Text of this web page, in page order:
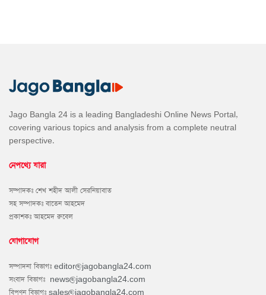
Jago Bangla 24 is a leading Bangladeshi Online News Portal,
covering various topics and analysis from a complete neutral
perspective.
নেপথ্যে যারা
সম্পাদকঃ শেখ শহীদ আলী সেরনিয়াবাত
সহ সম্পাদকঃ বাতেন আহমেদ
প্রকাশকঃ আহমেদ রুবেল
যোগাযোগ
সম্পাদনা বিভাগঃ editor@jagobangla24.com
সংবাদ বিভাগঃ news@jagobangla24.com
বিপণন বিভাগঃ sales@jagobangla24.com